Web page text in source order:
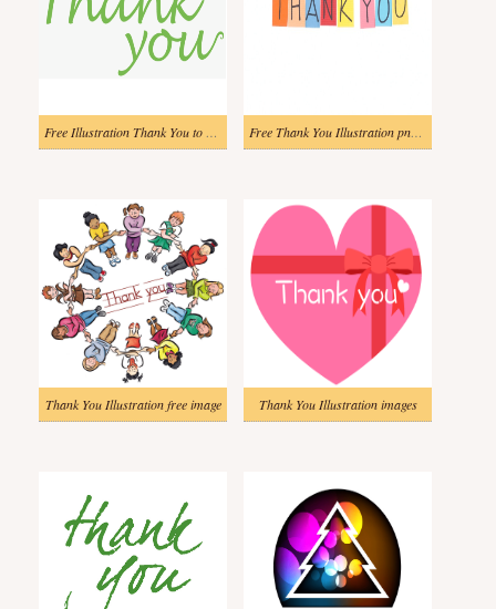
Free Illustration Thank You to download Free Thank You Illustration png images
Thank You Illustration free image Thank You Illustration images